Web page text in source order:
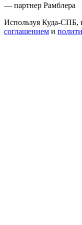
— партнер Рамблера
Используя Куда-СПБ,
соглашением и